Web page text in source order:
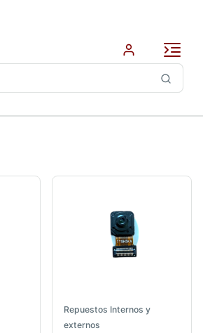
Repuestos Internos y
externos